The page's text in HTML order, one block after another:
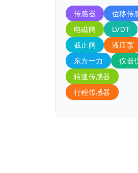
传感器
位移传
电磁阀
LVDT
截止阀
液压泵
东方一力
仪器
转速传感器
行程传感器